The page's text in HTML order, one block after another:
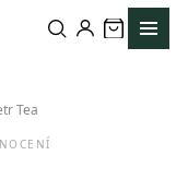
Tea